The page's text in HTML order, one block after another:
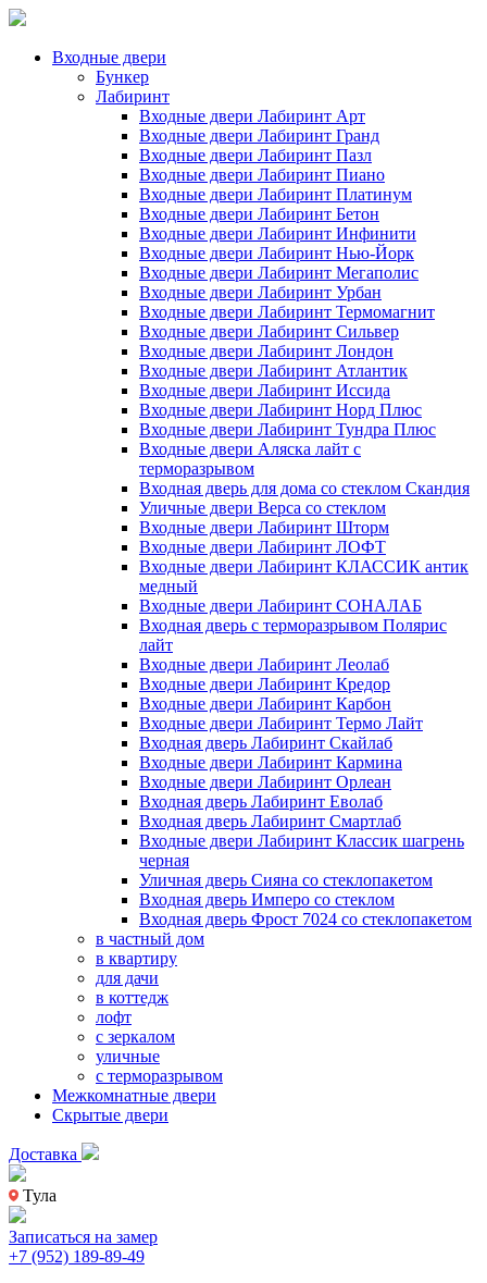
Входные двери
Бункер
Лабиринт
Входные двери Лабиринт Арт
Входные двери Лабиринт Гранд
Входные двери Лабиринт Пазл
Входные двери Лабиринт Пиано
Входные двери Лабиринт Платинум
Входные двери Лабиринт Бетон
Входные двери Лабиринт Инфинити
Входные двери Лабиринт Нью-Йорк
Входные двери Лабиринт Мегаполис
Входные двери Лабиринт Урбан
Входные двери Лабиринт Термомагнит
Входные двери Лабиринт Сильвер
Входные двери Лабиринт Лондон
Входные двери Лабиринт Атлантик
Входные двери Лабиринт Иссида
Входные двери Лабиринт Норд Плюс
Входные двери Лабиринт Тундра Плюс
Входные двери Аляска лайт с
терморазрывом
Входная дверь для дома со стеклом Скандия
Уличные двери Верса со стеклом
Входные двери Лабиринт Шторм
Входные двери Лабиринт ЛОФТ
Входные двери Лабиринт КЛАССИК антик
медный
Входные двери Лабиринт СОНАЛАБ
Входная дверь с терморазрывом Полярис
лайт
Входные двери Лабиринт Леолаб
Входные двери Лабиринт Кредор
Входные двери Лабиринт Карбон
Входные двери Лабиринт Термо Лайт
Входная дверь Лабиринт Скайлаб
Входные двери Лабиринт Кармина
Входные двери Лабиринт Орлеан
Входная дверь Лабиринт Еволаб
Входная дверь Лабиринт Смартлаб
Входные двери Лабиринт Классик шагрень
черная
Уличная дверь Сияна со стеклопакетом
Входная дверь Имперо со стеклом
Входная дверь Фрост 7024 со стеклопакетом
в частный дом
в квартиру
для дачи
в коттедж
лофт
с зеркалом
уличные
с терморазрывом
Межкомнатные двери
Скрытые двери
Доставка
Тула
Записаться на замер
+7 (952) 189-89-49